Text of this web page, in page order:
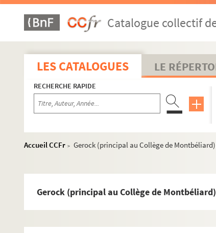
Catalogue collectif
LES CATALOGUES LE
RECHERCHE RAPIDE
Accueil CCFr > Gerock (principal au Collège de Montbéliard)
Gerock (principal au Collège de Montbéliard)
Ehrenfried Stoeber
Correspondance
Tiroir 1G. Correspondance Auguste Stoeber A à G